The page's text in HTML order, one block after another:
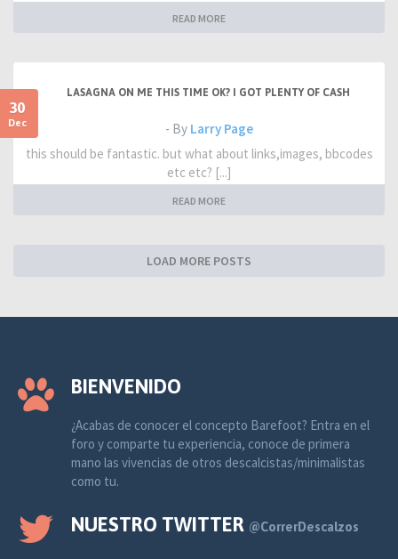
READ MORE
30
Dec
LASAGNA ON ME THIS TIME OK? I GOT PLENTY OF CASH
- By Larry Page
this should be fantastic. but what about links,images, bbcodes
etc etc? [...]
READ MORE
LOAD MORE POSTS
BIENVENIDO
¿Acabas de conocer el concepto Barefoot? Entra en el
foro y comparte tu experiencia, conoce de primera
mano las vivencias de otros descalcistas/minimalistas
como tu.
NUESTRO TWITTER @CorrerDescalzos